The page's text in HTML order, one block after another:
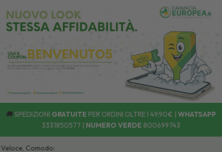
🚚 SPEDIZIONI GRATUITE PER ORDINI OLTRE I 49,90€ | WHATSAPP
3331850577 | NUMERO VERDE 800699743
Comodo: